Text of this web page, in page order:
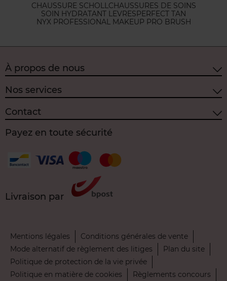
CHAUSSURE SCHOLLCHAUSSURES DE SOINS
SOIN HYDRATANT LEVRESPERFECT TAN
NYX PROFESSIONAL MAKEUP PRO BRUSH
À propos de nous
Nos services
Contact
Payez en toute sécurité
Livraison par
Mentions légales
Conditions générales de vente
Mode alternatif de règlement des litiges
Plan du site
Politique de protection de la vie privée
Politique en matière de cookies
Règlements concours